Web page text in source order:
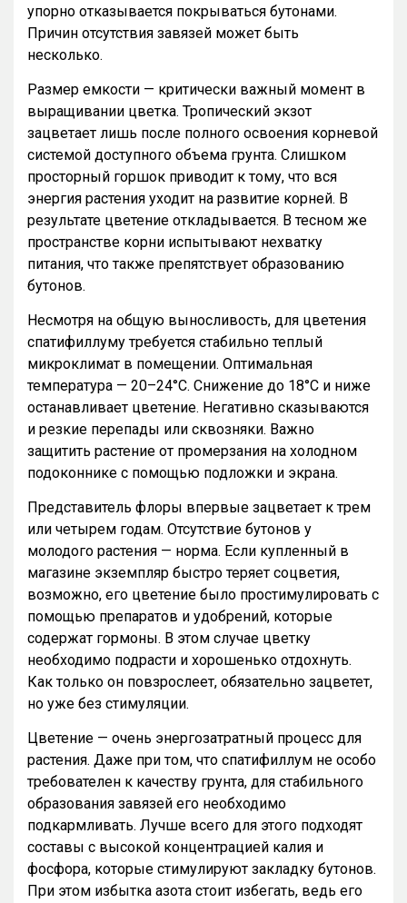
упорно отказывается покрываться бутонами.
Причин отсутствия завязей может быть
несколько.
Размер емкости — критически важный момент в
выращивании цветка. Тропический экзот
зацветает лишь после полного освоения корневой
системой доступного объема грунта. Слишком
просторный горшок приводит к тому, что вся
энергия растения уходит на развитие корней. В
результате цветение откладывается. В тесном же
пространстве корни испытывают нехватку
питания, что также препятствует образованию
бутонов.
Несмотря на общую выносливость, для цветения
спатифиллуму требуется стабильно теплый
микроклимат в помещении. Оптимальная
температура — 20–24°C. Снижение до 18°C и ниже
останавливает цветение. Негативно сказываются
и резкие перепады или сквозняки. Важно
защитить растение от промерзания на холодном
подоконнике с помощью подложки и экрана.
Представитель флоры впервые зацветает к трем
или четырем годам. Отсутствие бутонов у
молодого растения — норма. Если купленный в
магазине экземпляр быстро теряет соцветия,
возможно, его цветение было простимулировать с
помощью препаратов и удобрений, которые
содержат гормоны. В этом случае цветку
необходимо подрасти и хорошенько отдохнуть.
Как только он повзрослеет, обязательно зацветет,
но уже без стимуляции.
Цветение — очень энергозатратный процесс для
растения. Даже при том, что спатифиллум не особо
требователен к качеству грунта, для стабильного
образования завязей его необходимо
подкармливать. Лучше всего для этого подходят
составы с высокой концентрацией калия и
фосфора, которые стимулируют закладку бутонов.
При этом избытка азота стоит избегать, ведь его